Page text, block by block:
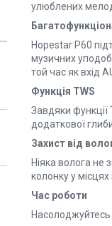
улюблених
Hopestar P60
музичних
той час як вхід
Функція TWS
Завдяки
додаткової
Захист від
Ніяка волога не
колонку у
Час роботи